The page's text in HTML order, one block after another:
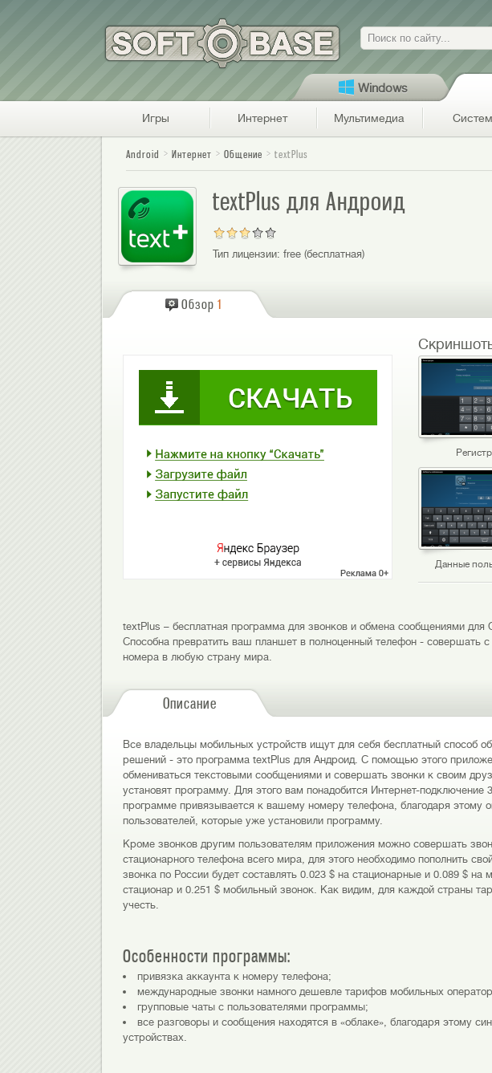
Поиск
Windows
Игры Интернет Мультимедиа
Android Интернет Общение textPlus
textPlus для Андроид
Тип лицензии: free (бесплатная)
Обзор 1
Данные
textPlus – бесплатная программа для звонков и обмена сообщениями для
Способна превратить ваш планшет в полноценный телефон - совершать с
номера в любую страну мира.
Описание
Все владельцы мобильных устройств ищут для себя бесплатный способ
решений - это программа textPlus для Андроид. С помощью этого
обмениваться текстовыми сообщениями и совершать звонки к своим
установят программу. Для этого вам понадобится Интернет-подключение
программе привязывается к вашему номеру телефона, благодаря этому
пользователей, которые уже установили программу.
Кроме звонков другим пользователям приложения можно совершать
стационарного телефона всего мира, для этого необходимо пополнить
звонка по России будет составлять 0.023 $ на стационарные и 0.089 $
стационар и 0.251 $ мобильный звонок. Как видим, для каждой страны
учесть.
Особенности программы:
привязка аккаунта к номеру телефона;
международные звонки намного дешевле тарифов мобильных
групповые чаты с пользователями программы;
все разговоры и сообщения находятся в «облаке», благодаря этому
устройствах.